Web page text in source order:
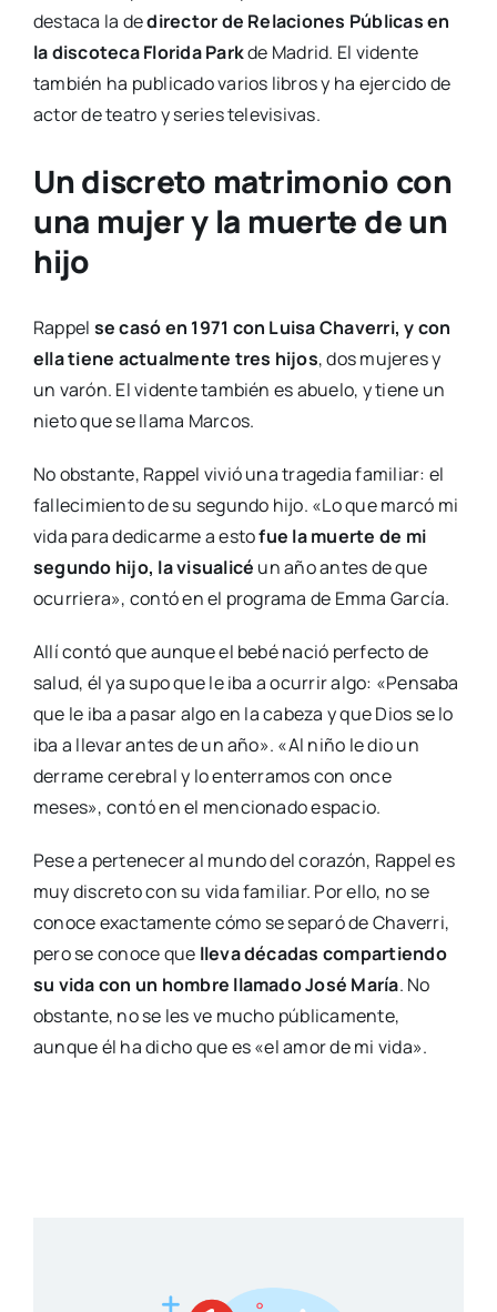
destaca la dedirector de Relaciones Públicas en
la discoteca Florida Parkde Madrid. El vidente
también ha publicado varios libros y ha ejercido de
actor de teatro y series televisivas.
Un discreto matrimonio con
una mujer y la muerte de un
hijo
Rappel se casó en 1971 con Luisa Chaverri, y con
ella tiene actualmente tres hijos, dos mujeres y
un varón. El vidente también es abuelo, y tiene un
nieto que se llama Marcos.
No obstante, Rappel vivió una tragedia familiar: el
fallecimiento de su segundo hijo. «Lo que marcó mi
vida para dedicarme a estofue la muerte de mi
segundo hijo, la visualicé un año antes de que
ocurriera», contó en el programa de Emma García.
Allí contó que aunque el bebé nació perfecto de
salud, él ya supo que le iba a ocurrir algo: «Pensaba
que le iba a pasar algo en la cabeza y que Dios se lo
iba a llevar antes de un año». «Al niño le dio un
derrame cerebral y lo enterramos con once
meses», contó en el mencionado espacio.
Pese a pertenecer al mundo del corazón, Rappel es
muy discreto con su vida familiar. Por ello, no se
conoce exactamente cómo se separó de Chaverri,
pero se conoce que lleva décadas compartiendo
su vida con un hombre llamado José María. No
obstante, no se les ve mucho públicamente,
aunque él ha dicho que es «el amor de mi vida».